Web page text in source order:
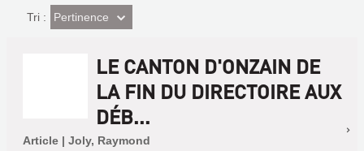
Tri : (Effet
imédiat)
Pertinence
LE CANTON D'ONZAIN DE
LA FIN DU DIRECTOIRE AUX
DÉB...
Article | Joly, Raymond